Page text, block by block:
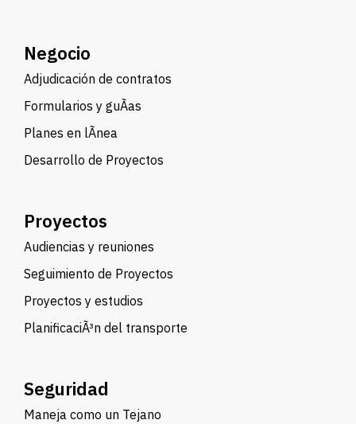
Negocio
Adjudicación de contratos
Formularios y guÃ­as
Planes en lÃ­nea
Desarrollo de Proyectos
Proyectos
Audiencias y reuniones
Seguimiento de Proyectos
Proyectos y estudios
PlanificaciÃ³n del transporte
Seguridad
Maneja como un Tejano